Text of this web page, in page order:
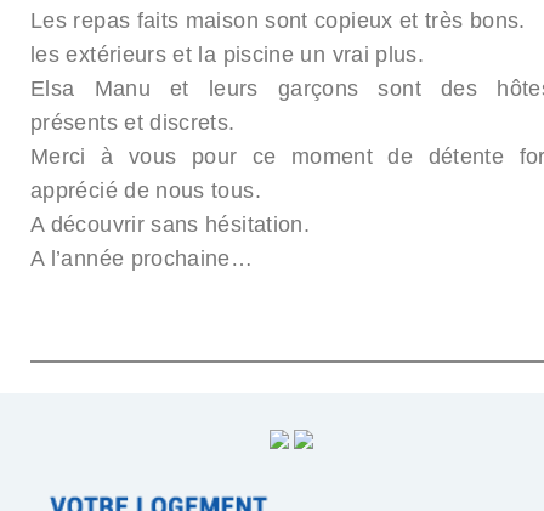
Les repas faits maison sont copieux et très bons.
les extérieurs et la piscine un vrai plus.
Elsa Manu et leurs garçons sont des
présents et discrets.
Merci à vous pour ce moment de détente
apprécié de nous tous.
A découvrir sans hésitation.
A l’année prochaine…